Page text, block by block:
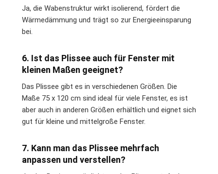
Ja, die Wabenstruktur wirkt isolierend, fördert die
Wärmedämmung und trägt so zur Energieeinsparung
bei.
6. Ist das Plissee auch für Fenster mit
kleinen Maßen geeignet?
Das Plissee gibt es in verschiedenen Größen. Die
Maße 75 x 120 cm sind ideal für viele Fenster, es ist
aber auch in anderen Größen erhältlich und eignet sich
gut für kleine und mittelgroße Fenster.
7. Kann man das Plissee mehrfach
anpassen und verstellen?